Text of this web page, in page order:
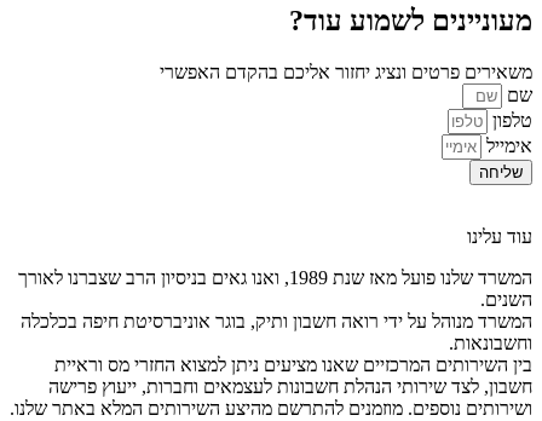
מעוניינים לשמוע עוד?
משאירים פרטים ונציג יחזור אליכם בהקדם האפשרי
שם
טלפון
אימייל
שליחה
עוד עלינו
המשרד שלנו פועל מאז שנת 1989, ואנו גאים בניסיון הרב שצברנו לאורך
השנים.
המשרד מנוהל על ידי רואה חשבון ותיק, בוגר אוניברסיטת חיפה בכלכלה
וחשבונאות.
בין השירותים המרכזיים שאנו מציעים ניתן למצוא החזרי מס וראיית
חשבון, לצד שירותי הנהלת חשבונות לעצמאים וחברות, ייעוץ פרישה
ושירותים נוספים. מוזמנים להתרשם מהיצע השירותים המלא באתר שלנו.